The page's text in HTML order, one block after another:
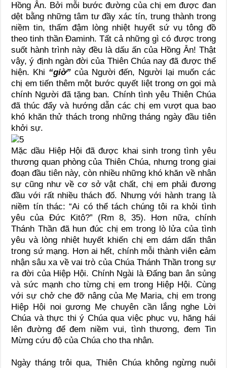
Hồng Ân. Bởi mỗi bước đường của chị em được đan
dệt bằng những tâm tư đầy xác tín, trung thành trong
niềm tin, thấm đậm lòng nhiệt huyết sứ vụ tông đồ
theo tinh thần Đaminh. Tất cả những gì có được trong
suốt hành trình này đều là dấu ấn của Hồng Ân! Thật
vậy, ý định ngàn đời của Thiên Chúa nay đã được thể
hiện. Khi “giờ”của Người đến, Người lại muốn các
chị em tiến thêm một bước quyết liệt trong ơn gọi mà
chính Người đã tặng ban. Chính tình yêu Thiên Chúa
đã thúc đẩy và hướng dẫn các chị em vượt qua bao
khó khăn thử thách trong những tháng ngày đầu tiên
khởi sự.
Mặc dầu Hiệp Hội đã được khai sinh trong tình yêu
thương quan phòng của Thiên Chúa, nhưng trong giai
đoạn đầu tiên này, còn nhiều những khó khăn về nhân
sự cũng như về cơ sở vật chất, chị em phải đương
đầu với rất nhiều thách đố. Nhưng với hành trang là
niềm tín thác: “Ai có thể tách chúng tôi ra khỏi tình
yêu của Đức Kitô?” (Rm 8, 35). Hơn nữa, chính
Thánh Thần đã hun đúc chị em trong lò lửa của tình
yêu và lòng nhiệt huyết khiến chị em dám dấn thân
trong sứ mạng. Hơn ai hết, chính mỗi thành viên cảm
nhận sâu xa về vai trò của Chúa Thánh Thần trong sự
ra đời của Hiệp Hội. Chính Ngài là Đấng ban ân sủng
và sức mạnh cho từng chị em trong Hiệp Hội. Cùng
với sự chở che đỡ nâng của Mẹ Maria, chị em trong
Hiệp Hội noi gương Mẹ chuyên cần lắng nghe Lời
Chúa và thực thi ý Chúa qua việc phục vụ, hăng hái
lên đường để đem niềm vui, tình thương, đem Tin
Mừng cứu độ của Chúa cho tha nhân.
Ngày tháng trôi qua, Thiên Chúa không ngừng nuôi